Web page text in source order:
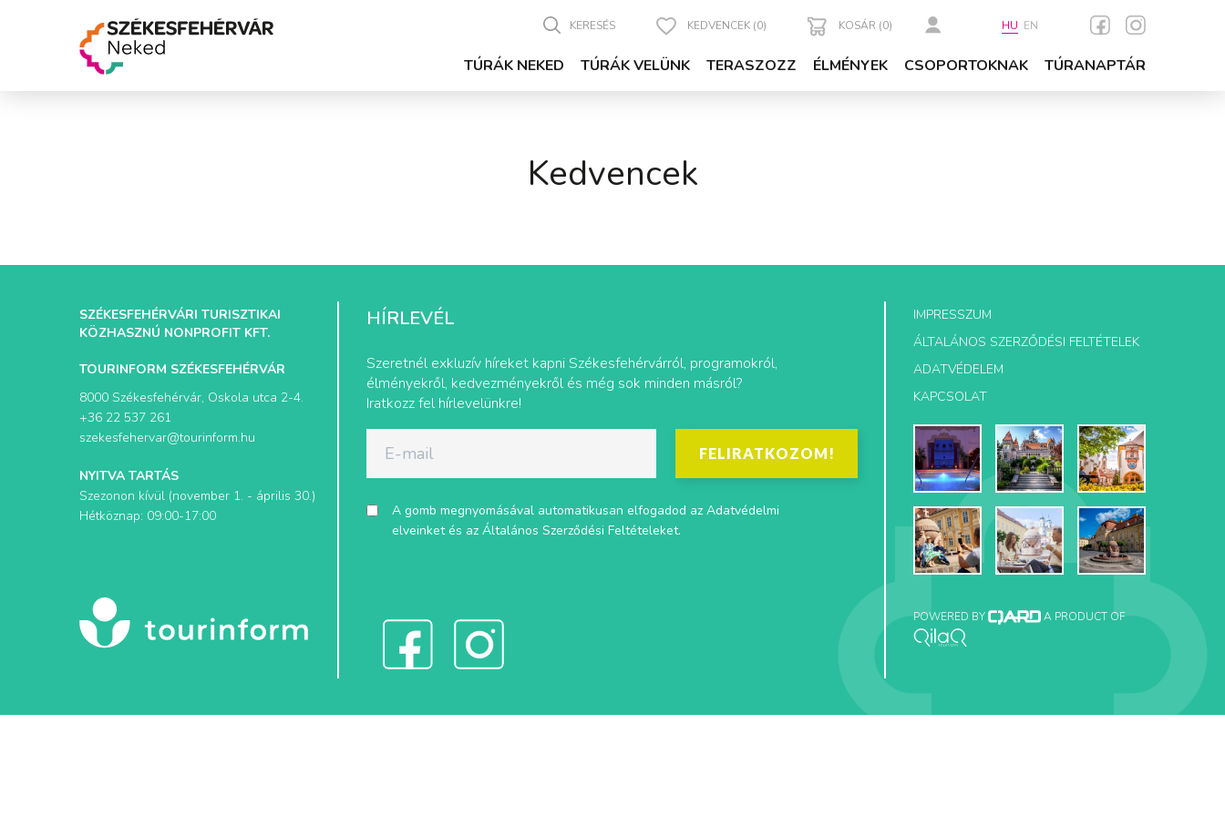
TÚRÁK NEKED TÚRÁK VELÜNK TERASZOZZ ÉLMÉNYEK CSOPORTOKNAK TÚRANAPTÁR
KERESÉS KEDVENCEK (0) KOSÁR (0) HU EN
Kedvencek
SZÉKESFEHÉRVÁRI TURISZTIKAI
KÖZHASZNÚ NONPROFIT KFT.
TOURINFORM SZÉKESFEHÉRVÁR
8000 Székesfehérvár, Oskola utca 2-4.
+36 22 537 261
szekesfehervar@tourinform.hu
NYITVA TARTÁS
Szezonon kívül (november 1. - április 30.)
Hétköznap: 09:00-17:00
HÍRLEVÉL
Szeretnél exkluzív híreket kapni Székesfehérvárról, programokról,
élményekről, kedvezményekről és még sok minden másról?
Iratkozz fel hírlevelünkre!
FELIRATKOZOM!
A gomb megnyomásával automatikusan elfogadod az Adatvédelmi
elveinketés az Általános Szerződési Feltételeket.
IMPRESSZUM
ÁLTALÁNOS SZERZŐDÉSI FELTÉTELEK
ADATVÉDELEM
KAPCSOLAT
POWERED BY A PRODUCT OF